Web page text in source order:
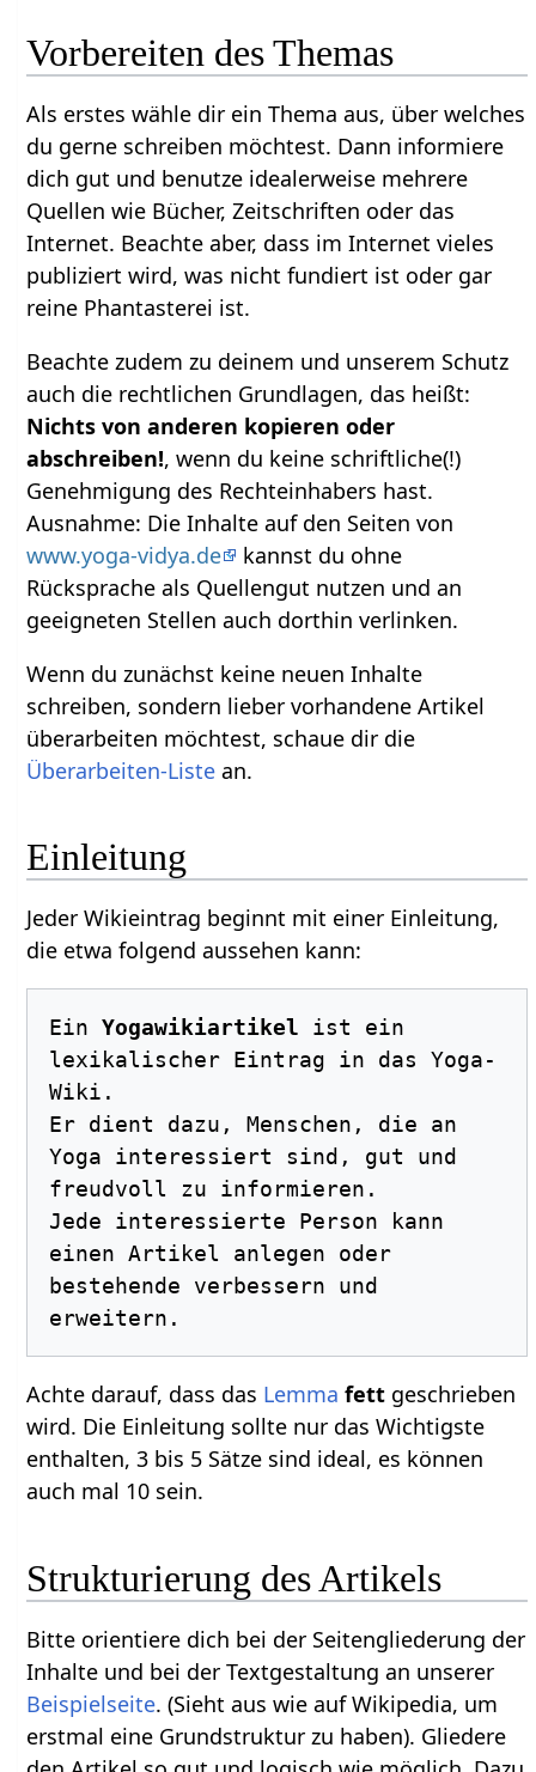
Vorbereiten des Themas
Als erstes wähle dir ein Thema aus, über welches
du gerne schreiben möchtest. Dann informiere
dich gut und benutze idealerweise mehrere
Quellen wie Bücher, Zeitschriften oder das
Internet. Beachte aber, dass im Internet vieles
publiziert wird, was nicht fundiert ist oder gar
reine Phantasterei ist.
Beachte zudem zu deinem und unserem Schutz
auch die rechtlichen Grundlagen, das heißt:
Nichts von anderen kopieren oder
abschreiben!, wenn du keine schriftliche(!)
Genehmigung des Rechteinhabers hast.
Ausnahme: Die Inhalte auf den Seiten von
www.yoga-vidya.de
kannst du ohne
Rücksprache als Quellengut nutzen und an
geeigneten Stellen auch dorthin verlinken.
Wenn du zunächst keine neuen Inhalte
schreiben, sondern lieber vorhandene Artikel
überarbeiten möchtest, schaue dir die
Überarbeiten-Liste an.
Einleitung
Jeder Wikieintrag beginnt mit einer Einleitung,
die etwa folgend aussehen kann:
Ein Yogawikiartikel ist ein
lexikalischer Eintrag in das Yoga-
Wiki.
Er dient dazu, Menschen, die an
Yoga interessiert sind, gut und
freudvoll zu informieren.
Jede interessierte Person kann
einen Artikel anlegen oder
bestehende verbessern und
Achte darauf, dass das Lemma fett geschrieben
wird. Die Einleitung sollte nur das Wichtigste
enthalten, 3 bis 5 Sätze sind ideal, es können
auch mal 10 sein.
Strukturierung des Artikels
Bitte orientiere dich bei der Seitengliederung der
Inhalte und bei der Textgestaltung an unserer
Beispielseite. (Sieht aus wie auf Wikipedia, um
erstmal eine Grundstruktur zu haben). Gliedere